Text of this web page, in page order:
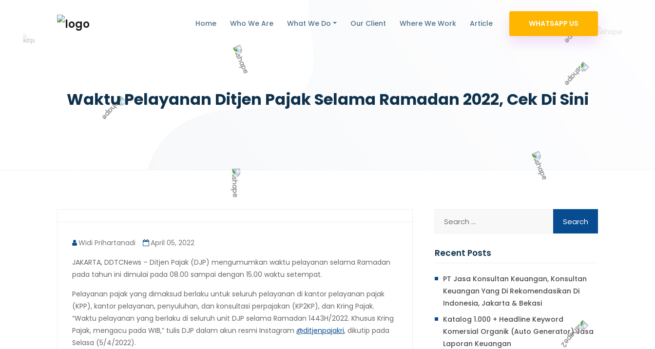
Home Who We Are What We Do Our Client Where We Work Article WHATSAPP US
Waktu Pelayanan Ditjen Pajak Selama Ramadan 2022, Cek Di Sini
Widi Prihartanadi
April 05, 2022
JAKARTA, DDTCNews – Ditjen Pajak (DJP) mengumumkan waktu pelayanan selama Ramadan
pada tahun ini dimulai pada 08.00 sampai dengan 15.00 waktu setempat.
Pelayanan pajak yang dimaksud berlaku untuk seluruh pelayanan di kantor pelayanan pajak
(KPP), kantor pelayanan, penyuluhan, dan konsultasi perpajakan (KP2KP), dan Kring Pajak.
“Waktu pelayanan yang berlaku di seluruh unit DJP selama Ramadan 1443H/2022. Khusus Kring
Pajak, mengacu pada WIB,” tulis DJP dalam akun resmi Instagram @ditjenpajakri, dikutip pada
Selasa (5/4/2022).
Recent Posts
PT Jasa Konsultan Keuangan, Konsultan
Keuangan Yang Di Rekomendasikan Di
Indonesia, Jakarta & Bekasi
Katalog 1.000 + Headline Keyword
Komersial Organik (Auto Generator) Jasa
Laporan Keuangan